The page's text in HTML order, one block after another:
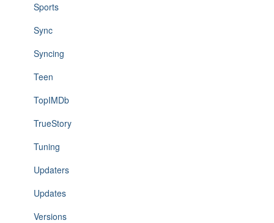
Sports
Sync
Syncing
Teen
TopIMDb
TrueStory
Tuning
Updaters
Updates
Versions